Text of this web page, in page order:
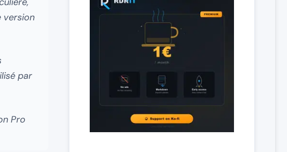
version
par
Pro